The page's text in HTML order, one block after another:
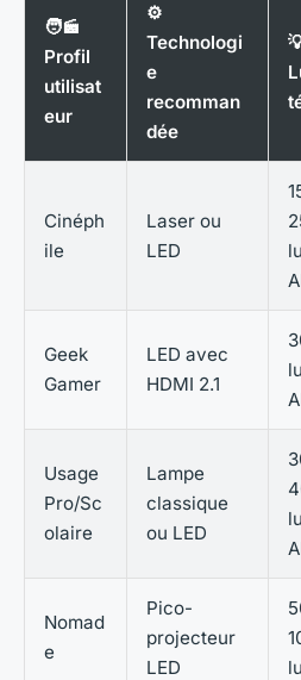
🧑‍🎬
Profil
utilisat
eur
⚙️
Technologi
e
recomman
dée
Cinéph
ile
Laser ou
LED
Geek
Gamer
LED avec
HDMI 2.1
Usage
Pro/Sc
olaire
Lampe
classique
ou LED
Nomad
e
Pico-
projecteur
LED